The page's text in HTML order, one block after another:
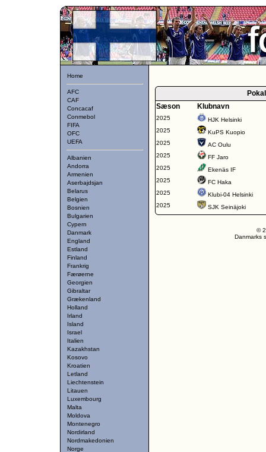
Home
AFC
CAF
Concacaf
Conmebol
FIFA
OFC
UEFA
Albanien
Andorra
Armenien
Aserbajdsjan
Belarus
Belgien
Bosnien
Bulgarien
Cypern
Danmark
England
Estland
Finland
Frankrig
Færøerne
Georgien
Gibraltar
Grækenland
Holland
Irland
Island
Israel
Italien
Kazakhstan
Kosovo
Kroatien
Letland
Liechtenstein
Litauen
Luxembourg
Malta
Moldova
Montenegro
Nordirland
Nordmakedonien
Norge
Sæson
Klubnavn
2025
HJK Helsinki
2025
KuPS Kuopio
2025
AC Oulu
2025
FF Jaro
2025
Ekenäs IF
2025
FC Haka
2025
Klubi-04 Helsinki
2025
SJK Seinäjoki
©
Danmarks